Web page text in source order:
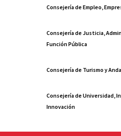
Consejería de Empleo,
Consejería de Justicia,
Función Pública
Consejería de Turismo y
Consejería de Universidad,
Innovación